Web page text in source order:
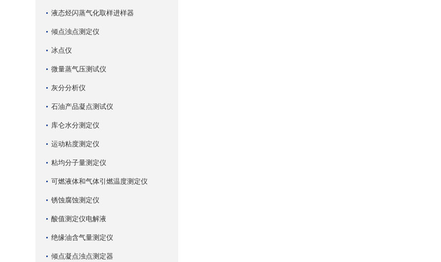
液态烃闪蒸气化取样进样器
倾点浊点测定仪
冰点仪
微量蒸气压测试仪
灰分分析仪
石油产品凝点测试仪
库仑水分测定仪
运动粘度测定仪
粘均分子量测定仪
可燃液体和气体引燃温度测定仪
锈蚀腐蚀测定仪
酸值测定仪电解液
绝缘油含气量测定仪
倾点凝点浊点测定器